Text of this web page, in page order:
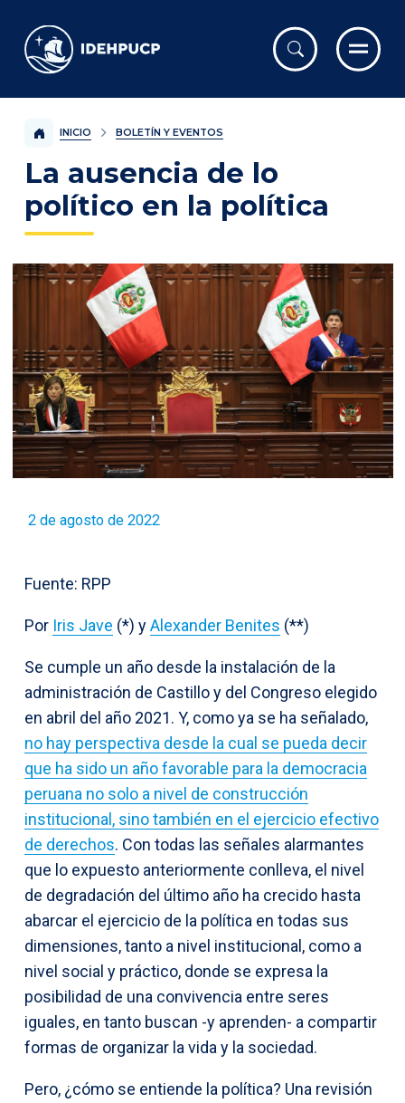
IDEHPUCP
INICIO BOLETÍN Y EVENTOS
La ausencia de lo
político en la política
2 de agosto de 2022
Fuente: RPP
Por Iris Jave (*) yAlexander Benites (**)
Se cumple un año desde la instalación de la
administración de Castillo y del Congreso elegido
en abril del año 2021. Y, como ya se ha señalado,
no hay perspectiva desde la cual se pueda decir
que ha sido un año favorable para la democracia
peruana no solo a nivel de construcción
institucional, sino también en el ejercicio efectivo
de derechos. Con todas las señales alarmantes
que lo expuesto anteriormente conlleva, el nivel
de degradación del último año ha crecido hasta
abarcar el ejercicio de la política en todas sus
dimensiones, tanto a nivel institucional, como a
nivel social y práctico, donde se expresa la
posibilidad de una convivencia entre seres
iguales, en tanto buscan -y aprenden- a compartir
formas de organizar la vida y la sociedad.
Pero, ¿cómo se entiende la política? Una revisión